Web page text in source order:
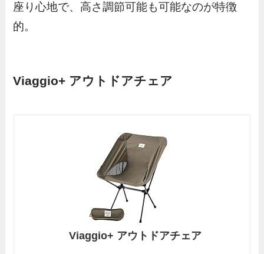
座り心地で、高さ調節可能も可能なのが特徴
的。
Viaggio+ アウトドアチェア
Viaggio+ アウトドアチェア